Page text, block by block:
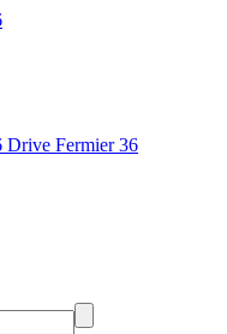
Drive Fermier 36